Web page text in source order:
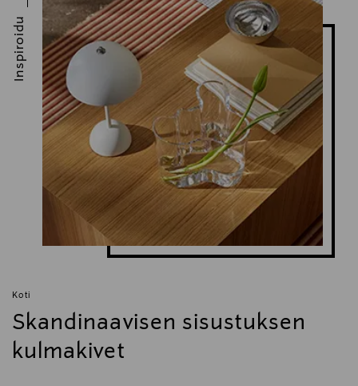
Koti
Skandinaavisen sisustuksen
kulmakivet
Inspiroidu